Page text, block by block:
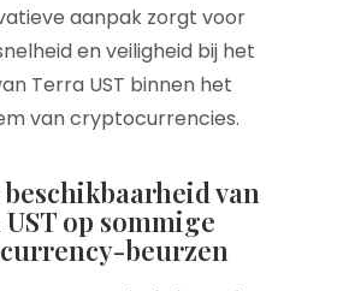
aanpak zorgt voor
en veiligheid bij het
Terra UST binnen het
van cryptocurrencies.
van
op sommige
beurzen